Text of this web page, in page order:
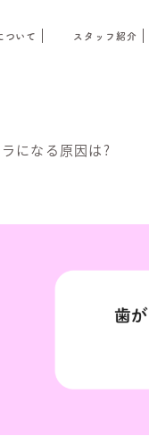
ついて スタッフ紹介
になる原因は?